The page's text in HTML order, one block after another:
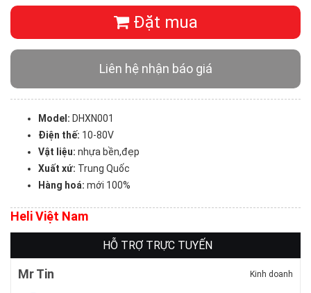
Đặt mua
Liên hệ nhận báo giá
Model: DHXN001
Điện thế: 10-80V
Vật liệu: nhựa bền,đẹp
Xuất xứ: Trung Quốc
Hàng hoá: mới 100%
Heli Việt Nam
HỖ TRỢ TRỰC TUYẾN
Mr Tin Kinh doanh